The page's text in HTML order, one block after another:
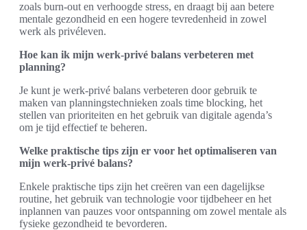
zoals burn-out en verhoogde stress, en draagt bij aan betere
mentale gezondheid en een hogere tevredenheid in zowel
werk als privéleven.
Hoe kan ik mijn werk-privé balans verbeteren met
planning?
Je kunt je werk-privé balans verbeteren door gebruik te
maken van planningstechnieken zoals time blocking, het
stellen van prioriteiten en het gebruik van digitale agenda’s
om je tijd effectief te beheren.
Welke praktische tips zijn er voor het optimaliseren van
mijn werk-privé balans?
Enkele praktische tips zijn het creëren van een dagelijkse
routine, het gebruik van technologie voor tijdbeheer en het
inplannen van pauzes voor ontspanning om zowel mentale als
fysieke gezondheid te bevorderen.